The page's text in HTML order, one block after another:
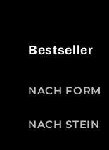
Bestseller
NACH FORM
NACH STEIN